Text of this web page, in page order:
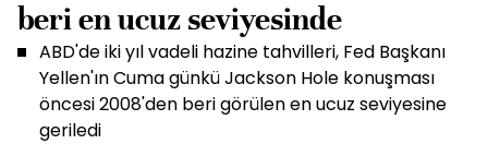
beri en ucuz seviyesinde
ABD'de iki yıl vadeli hazine tahvilleri, Fed Başkanı
Yellen'ın Cuma günkü Jackson Hole konuşması
öncesi 2008'den beri görülen en ucuz seviyesine
geriledi